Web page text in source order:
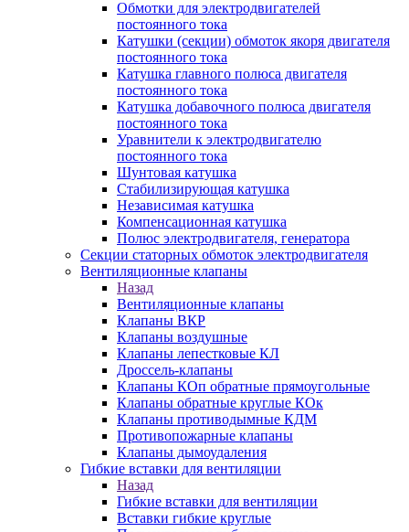
Обмотки для электродвигателей
постоянного тока
Катушки (секции) обмоток якоря двигателя
постоянного тока
Катушка главного полюса двигателя
постоянного тока
Катушка добавочного полюса двигателя
постоянного тока
Уравнители к электродвигателю
постоянного тока
Шунтовая катушка
Стабилизирующая катушка
Независимая катушка
Компенсационная катушка
Полюс электродвигателя, генератора
Секции статорных обмоток электродвигателя
Вентиляционные клапаны
Назад
Вентиляционные клапаны
Клапаны ВКР
Клапаны воздушные
Клапаны лепестковые КЛ
Дроссель-клапаны
Клапаны КОп обратные прямоугольные
Клапаны обратные круглые КОк
Клапаны противодымные КДМ
Противопожарные клапаны
Клапаны дымоудаления
Гибкие вставки для вентиляции
Назад
Гибкие вставки для вентиляции
Вставки гибкие круглые